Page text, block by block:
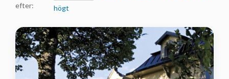
efter:
högt